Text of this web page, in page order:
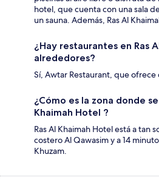
hotel, que cuenta con una sala
un sauna. Además, Ras Al
¿Hay restaurantes en Ras
alrededores?
Sí, Awtar Restaurant, que ofrece
¿Cómo es la zona donde
Khaimah Hotel ?
Ras Al Khaimah Hotel está a tan
costero Al Qawasim y a 14
Khuzam.